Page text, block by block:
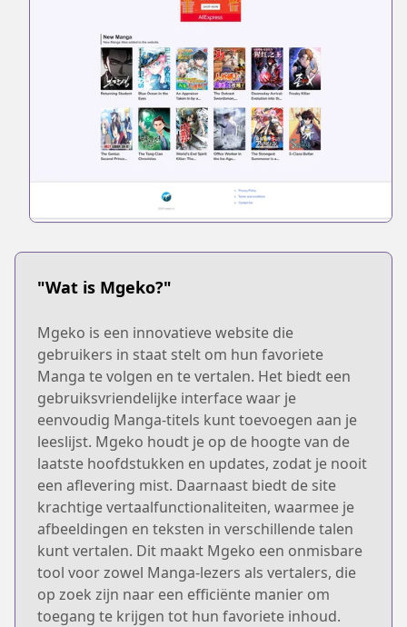
"Wat is Mgeko?"
Mgeko is een innovatieve website die
gebruikers in staat stelt om hun favoriete
Manga te volgen en te vertalen. Het biedt een
gebruiksvriendelijke interface waar je
eenvoudig Manga-titels kunt toevoegen aan je
leeslijst. Mgeko houdt je op de hoogte van de
laatste hoofdstukken en updates, zodat je nooit
een aflevering mist. Daarnaast biedt de site
krachtige vertaalfunctionaliteiten, waarmee je
afbeeldingen en teksten in verschillende talen
kunt vertalen. Dit maakt Mgeko een onmisbare
tool voor zowel Manga-lezers als vertalers, die
op zoek zijn naar een efficiënte manier om
toegang te krijgen tot hun favoriete inhoud.